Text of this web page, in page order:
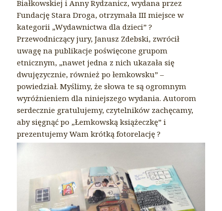
Białkowskiej iAnny Rydzanicz, wydana przez
Fundację Stara Droga, otrzymała III miejsce w
kategorii „Wydawnictwa dla dzieci”?
Przewodniczący jury, Janusz Zdebski, zwrócił
uwagę na publikacje poświęcone grupom
etnicznym, „nawet jedna z nich ukazała się
dwujęzycznie, również po łemkowsku” –
powiedział. Myślimy, że słowa te są ogromnym
wyróżnieniem dla niniejszego wydania. Autorom
serdecznie gratulujemy, czytelników zachęcamy,
aby sięgnąć po „Łemkowską książeczkę” i
prezentujemy Wam krótką fotorelację?